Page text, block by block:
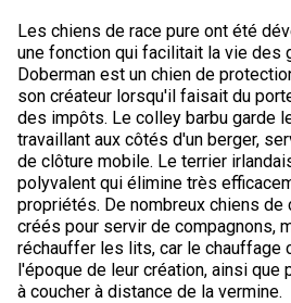
Les chiens de race pure ont été
une fonction qui facilitait la vie des
Doberman est un chien de
son créateur lorsqu'il faisait du
des impôts. Le colley barbu garde
travaillant aux côtés d'un berger,
de clôture mobile. Le terrier
polyvalent qui élimine très
propriétés. De nombreux chiens de
créés pour servir de compagnons,
réchauffer les lits, car le chauffage
l'époque de leur création, ainsi que
à coucher à distance de la vermine.